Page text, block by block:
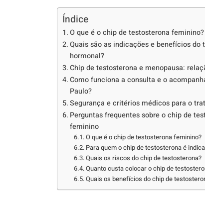
Índice
O que é o chip de testosterona feminino?
Quais são as indicações e benefícios do
hormonal?
Chip de testosterona e menopausa:
Como funciona a consulta e o
Paulo?
Segurança e critérios médicos para o
Perguntas frequentes sobre o chip de
feminino
O que é o chip de testosterona feminino?
Para quem o chip de testosterona é
Quais os riscos do chip de testosterona?
Quanto custa colocar o chip de
Quais os benefícios do chip de